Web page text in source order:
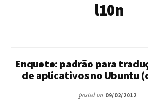
l10n
Enquete: padrão para
de aplicativos no Ubuntu
posted on 09/02/2012